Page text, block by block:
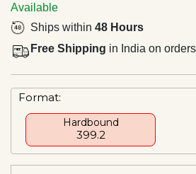
Available
Ships within 48 Hours
Free Shipping in India on
Format:
Hardbound
₹399.2